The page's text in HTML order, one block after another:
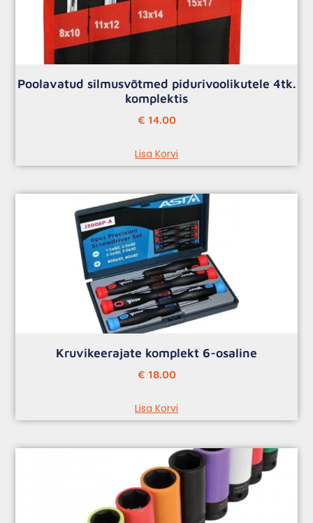
Poolavatud silmusvõtmed pidurivoolikutele 4tk.
komplektis
€ 14.00
Lisa Korvi
Kruvikeerajate komplekt 6-osaline
€ 18.00
Lisa Korvi